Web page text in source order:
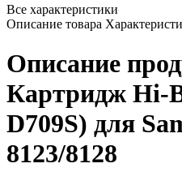
Все характеристики
Описание товара
Описание
Картридж Hi-
D709S) для
8123/8128